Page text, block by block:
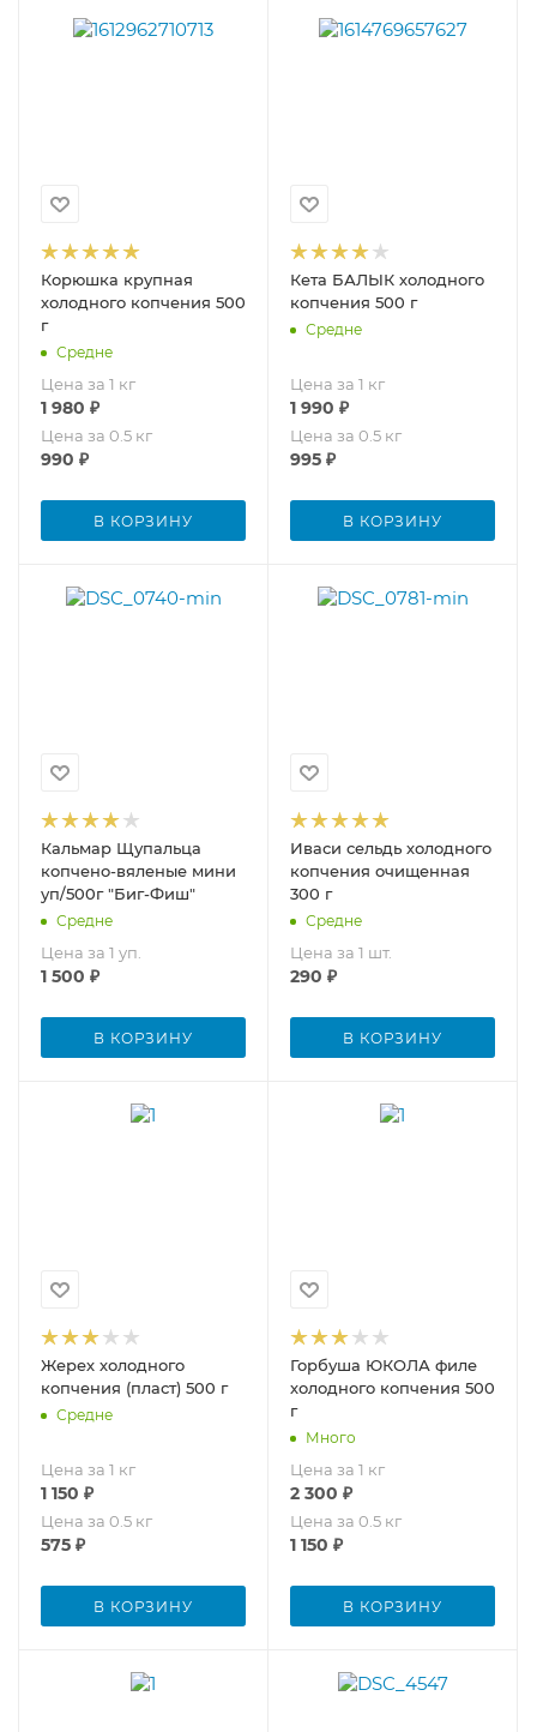
Корюшка крупная
холодного копчения 500
г
Средне
Цена за 1 кг
1 980 ₽
Цена за 0.5 кг
990 ₽
В КОРЗИНУ
Кета БАЛЫК холодного
копчения 500 г
Средне
Цена за 1 кг
1 990 ₽
Цена за 0.5 кг
995 ₽
В КОРЗИНУ
Кальмар Щупальца
копчено-вяленые мини
уп/500г "Биг-Фиш"
Средне
Цена за 1 уп.
1 500 ₽
В КОРЗИНУ
Иваси сельдь холодного
копчения очищенная
300 г
Средне
Цена за 1 шт.
290 ₽
В КОРЗИНУ
Жерех холодного
копчения (пласт) 500 г
Средне
Цена за 1 кг
1 150 ₽
Цена за 0.5 кг
575 ₽
В КОРЗИНУ
Горбуша ЮКОЛА филе
холодного копчения 500
г
Много
Цена за 1 кг
2 300 ₽
Цена за 0.5 кг
1 150 ₽
В КОРЗИНУ